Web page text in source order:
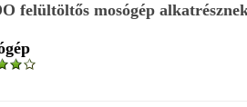
felültöltős mosógép